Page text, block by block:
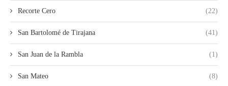
Recorte Cero (22)
San Bartolomé de Tirajana (41)
San Juan de la Rambla (1)
San Mateo (8)